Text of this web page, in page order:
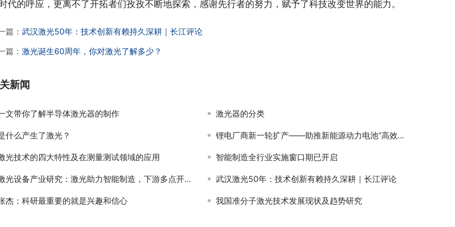
代的呼应，更离不了开拓者们孜孜不断地探索，感谢先行者的努力，赋予了科技改变世界的能力。
篇： 武汉激光50年：技术创新有赖持久深耕｜长江评论
篇： 激光诞生60周年，你对激光了解多少？
新闻
文带你了解半导体激光器的制作 激光器的分类
什么产生了激光？ 锂电厂商新一轮扩产——助推新能源动力电池“高效提质”
光技术的四大特性及在测量测试领域的应用 智能制造全行业实施窗口期已开启
光设备产业研究：激光助力智能制造，下游多点开花加快发展 武汉激光50年：技术创新有赖持久深耕｜长江评论
杰：科研最重要的就是兴趣和信心 我国准分子激光技术发展现状及趋势研究